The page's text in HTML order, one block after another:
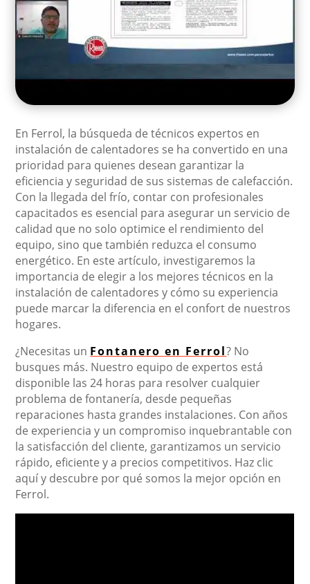
En Ferrol, la búsqueda de técnicos expertos en
instalación de calentadores se ha convertido en una
prioridad para quienes desean garantizar la
eficiencia y seguridad de sus sistemas de calefacción.
Con la llegada del frío, contar con profesionales
capacitados es esencial para asegurar un servicio de
calidad que no solo optimice el rendimiento del
equipo, sino que también reduzca el consumo
energético. En este artículo, investigaremos la
importancia de elegir a los mejores técnicos en la
instalación de calentadores y cómo su experiencia
puede marcar la diferencia en el confort de nuestros
hogares.
¿Necesitas un Fontanero en Ferrol? No
busques más. Nuestro equipo de expertos está
disponible las 24 horas para resolver cualquier
problema de fontanería, desde pequeñas
reparaciones hasta grandes instalaciones. Con años
de experiencia y un compromiso inquebrantable con
la satisfacción del cliente, garantizamos un servicio
rápido, eficiente y a precios competitivos. Haz clic
aquí y descubre por qué somos la mejor opción en
Ferrol.